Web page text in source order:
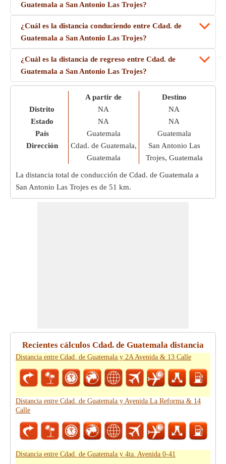
Guatemala a San Antonio Las Trojes?
¿Cuál es la distancia conduciendo entre Cdad. de
Guatemala a San Antonio Las Trojes?
¿Cuál es la distancia de regreso entre Cdad. de
Guatemala a San Antonio Las Trojes?
Distrito
Estado
País
Dirección
A partir de
NA
NA
Guatemala
Cdad. de Guatemala,
Guatemala
Destino
NA
NA
Guatemala
San Antonio Las
Trojes, Guatemala
La distancia total de conducción de Cdad. de Guatemala a
San Antonio Las Trojes es de 51 km.
Recientes cálculos Cdad. de Guatemala distancia
Distancia entre Cdad. de Guatemala y 2A Avenida & 13 Calle
Distancia entre Cdad. de Guatemala y Avenida La Reforma & 14
Calle
Distancia entre Cdad. de Guatemala y 4ta. Avenida 0-41